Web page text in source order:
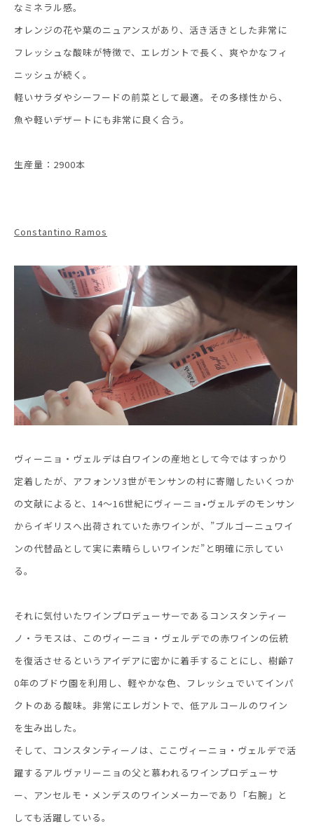
なミネラル感。
オレンジの花や葉のニュアンスがあり、活き活きとした非常に
フレッシュな酸味が特徴で、エレガントで長く、爽やかなフィ
ニッシュが続く。
軽いサラダやシーフードの前菜として最適。その多様性から、
魚や軽いデザートにも非常に良く合う。
生産量：2900本
Constantino Ramos
ヴィーニョ・ヴェルデは白ワインの産地として今ではすっかり
定着したが、アフォンソ3世がモンサンの村に寄贈したいくつか
の文献によると、14～16世紀にヴィーニョ•ヴェルデのモンサン
からイギリスへ出荷されていた赤ワインが、”ブルゴーニュワイ
ンの代替品として実に素晴らしいワインだ”と明確に示してい
る。
それに気付いたワインプロデューサーであるコンスタンティー
ノ・ラモスは、このヴィーニョ・ヴェルデでの赤ワインの伝統
を復活させるというアイデアに密かに着手することにし、樹齢7
0年のブドウ園を利用し、軽やかな色、フレッシュでいてインパ
クトのある酸味。非常にエレガントで、低アルコールのワイン
を生み出した。
そして、コンスタンティーノは、ここヴィーニョ・ヴェルデで活
躍するアルヴァリーニョの父と慕われるワインプロデューサ
ー、アンセルモ・メンデスのワインメーカーであり「右腕」と
しても活躍している。